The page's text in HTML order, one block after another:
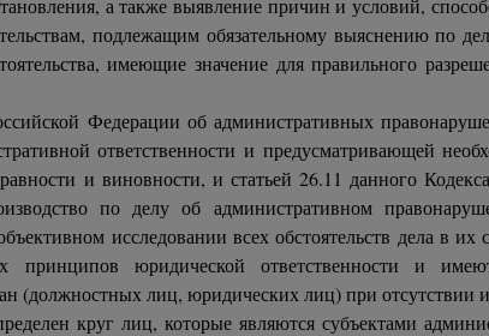
а также выявление причин и условий,
подлежащим обязательному выяснению по
имеющие значение для правильного
Федерации об административных
ответственности и предусматривающей
и виновности, и статьей 26.11 данного
по делу об административном
исследовании всех обстоятельств дела в
принципов юридической ответственности и
(должностных лиц, юридических лиц) при отсутствии
круг лиц, которые являются субъектами